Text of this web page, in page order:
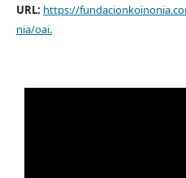
URL: https://
nia/oai.